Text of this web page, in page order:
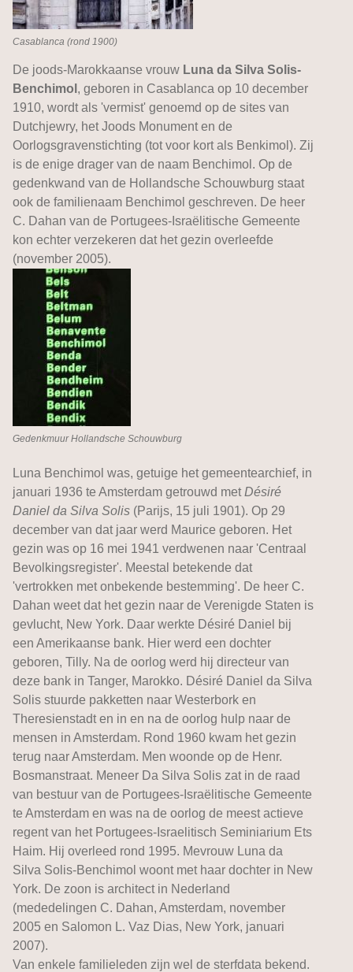
Casablanca (rond 1900)
De joods-Marokkaanse vrouw Luna da Silva Solis-
Benchimol , geboren in Casablanca op 10 december
1910, wordt als 'vermist' genoemd op de sites van
Dutchjewry, het Joods Monument en de
Oorlogsgravenstichting (tot voor kort als Benkimol). Zij
is de enige drager van de naam Benchimol. Op de
gedenkwand van de Hollandsche Schouwburg staat
ook de familienaam Benchimol geschreven. De heer
C. Dahan van de Portugees-Israëlitische Gemeente
kon echter verzekeren dat het gezin overleefde
(november 2005).
Gedenkmuur Hollandsche Schouwburg
Luna Benchimol was, getuige het gemeentearchief, in
januari 1936 te Amsterdam getrouwd metDésiré
Daniel da Silva Solis (Parijs, 15 juli 1901). Op 29
december van dat jaar werd Maurice geboren. Het
gezin was op 16 mei 1941 verdwenen naar 'Centraal
Bevolkingsregister'. Meestal betekende dat
'vertrokken met onbekende bestemming'. De heer C.
Dahan weet dat het gezin naar de Verenigde Staten is
gevlucht, New York. Daar werkte Désiré Daniel bij
een Amerikaanse bank. Hier werd een dochter
geboren, Tilly. Na de oorlog werd hij directeur van
deze bank in Tanger, Marokko. Désiré Daniel da Silva
Solis stuurde pakketten naar Westerbork en
Theresienstadt en in en na de oorlog hulp naar de
mensen in Amsterdam. Rond 1960 kwam het gezin
terug naar Amsterdam. Men woonde op de Henr.
Bosmanstraat. Meneer Da Silva Solis zat in de raad
van bestuur van de Portugees-Israëlitische Gemeente
te Amsterdam en was na de oorlog de meest actieve
regent van het Portugees-Israelitisch Seminiarium Ets
Haim. Hij overleed rond 1995. Mevrouw Luna da
Silva Solis-Benchimol woont met haar dochter in New
York. De zoon is architect in Nederland
(mededelingen C. Dahan, Amsterdam, november
2005 en Salomon L. Vaz Dias, New York, januari
2007).
Van enkele familieleden zijn wel de sterfdata bekend.